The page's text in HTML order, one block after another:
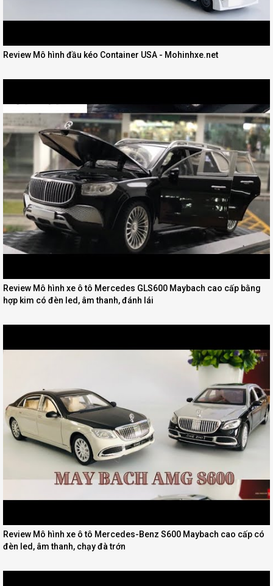
Review Mô hình đầu kéo Container USA - Mohinhxe.net
Review Mô hình xe ô tô Mercedes GLS600 Maybach cao cấp bằng
hợp kim có đèn led, âm thanh, đánh lái
Review Mô hình xe ô tô Mercedes-Benz S600 Maybach cao cấp có
đèn led, âm thanh, chạy đà trớn